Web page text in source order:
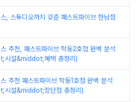
, 스튜디오까지 갖춘 패스트파이브 한남점
추천, 패스트파이브 학동2호점 완벽 분석
시설&middot;혜택 총정리)
추천 패스트파이브 학동1호점 완벽 분석
시설&middot;장단점 총정리)